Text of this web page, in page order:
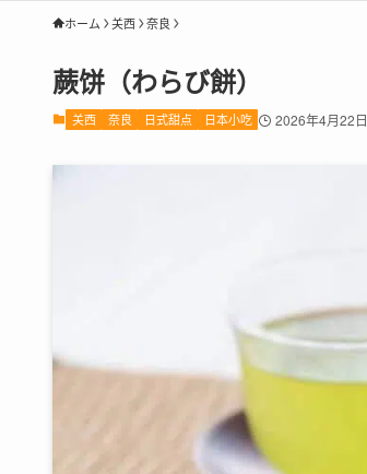
ホーム 关西 奈良
蕨饼（わらび餅）
关西 奈良 日式甜点 日本小吃 2026年4月22日